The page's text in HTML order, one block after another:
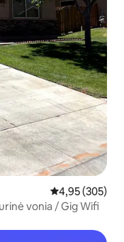
Vidutinis
4,95 (305)
vonia / Gig Wifi